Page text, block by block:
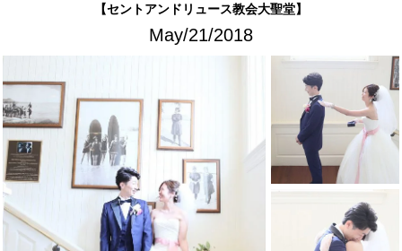
【セントアンドリュース教会大聖堂】
May/21/2018